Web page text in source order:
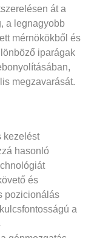
át a
a legnagyobb
mérnökökből és
iparágak
megzavarását.
kezelést
hasonló
és
pozicionálás
a